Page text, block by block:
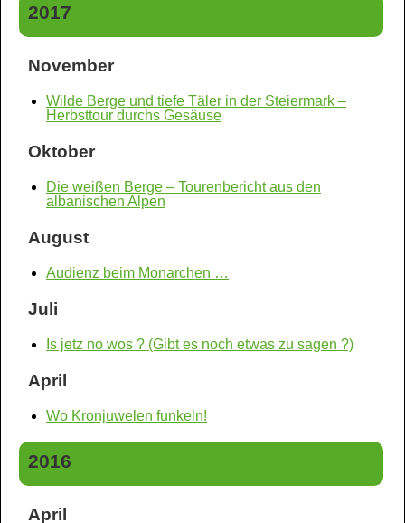
2017
November
Wilde Berge und tiefe Täler in der Steiermark –
Herbsttour durchs Gesäuse
Oktober
Die weißen Berge – Tourenbericht aus den
albanischen Alpen
August
Audienz beim Monarchen …
Juli
Is jetz no wos ? (Gibt es noch etwas zu sagen ?)
April
Wo Kronjuwelen funkeln!
2016
April